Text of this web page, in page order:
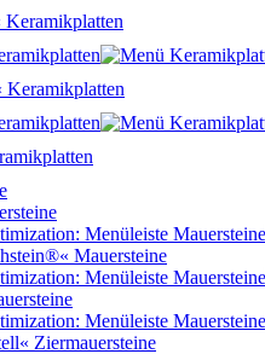
Keramikplatten
Keramikplatten
Mauersteine
Ziermauersteine